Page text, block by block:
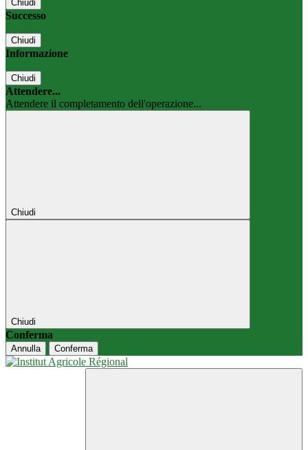
Chiudi
Successo
Chiudi
Informazione
Chiudi
Attendere...
Attendere il completamento dell'operazione...
Chiudi
Chiudi
Conferma
Annulla Conferma